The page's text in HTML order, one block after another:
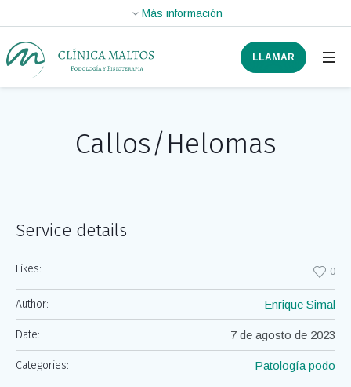
LLAMAR
Callos/Helomas
Service details
Likes: 0
Author: Enrique Simal
Date: 7 de agosto de 2023
Categories: Patología podo